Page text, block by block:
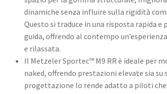
dinamiche senza influire sulla rigidità
Questo si traduce in una risposta rapida e
guida, offrendo al contempo
e rilassata. ​
Il Metzeler Sportec™ M9 RR è ideale per
naked, offrendo prestazioni elevate sia su
progettazione lo rende adatto a piloti